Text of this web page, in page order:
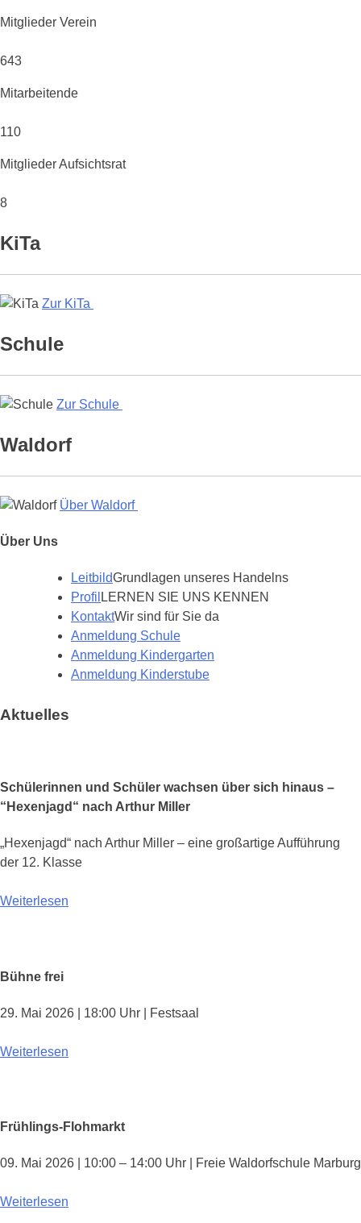
Mitglieder Verein
643
Mitarbeitende
110
Mitglieder Aufsichtsrat
8
KiTa
Zur KiTa
Schule
Zur Schule
Waldorf
Über Waldorf
Über Uns
LeitbildGrundlagen unseres Handelns
Profil LERNEN SIE UNS KENNEN
KontaktWir sind für Sie da
Anmeldung Schule
Anmeldung Kindergarten
Anmeldung Kinderstube
Aktuelles
Schülerinnen und Schüler wachsen über sich hinaus –
“Hexenjagd“ nach Arthur Miller
„Hexenjagd“ nach Arthur Miller – eine großartige Aufführung
der 12. Klasse
Weiterlesen
Bühne frei
29. Mai 2026 | 18:00 Uhr | Festsaal
Weiterlesen
Frühlings-Flohmarkt
09. Mai 2026 | 10:00 – 14:00 Uhr | Freie Waldorfschule Marburg
Weiterlesen